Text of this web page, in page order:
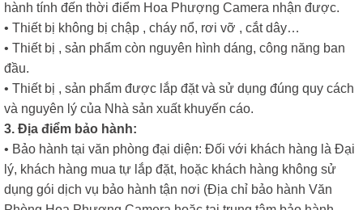
hành tính đến thời điểm Hoa Phượng Camera nhận được.
• Thiết bị không bị chập , cháy nổ, rơi vỡ , cắt dây…
• Thiết bị , sản phẩm còn nguyên hình dáng, công năng ban
đầu.
• Thiết bị , sản phẩm được lắp đặt và sử dụng đúng quy cách
và nguyên lý của Nhà sản xuất khuyến cáo.
3. Địa điểm bảo hành:
• Bảo hành tại văn phòng đại diện: Đối với khách hàng là Đại
lý, khách hàng mua tự lắp đặt, hoặc khách hàng không sử
dụng gói dịch vụ bảo hành tận nơi (Địa chỉ bảo hành Văn